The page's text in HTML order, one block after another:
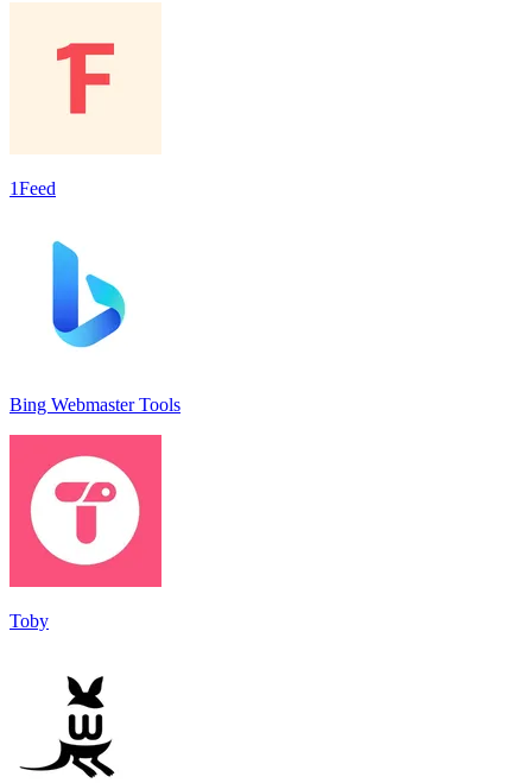
1Feed
Bing Webmaster Tools
Toby